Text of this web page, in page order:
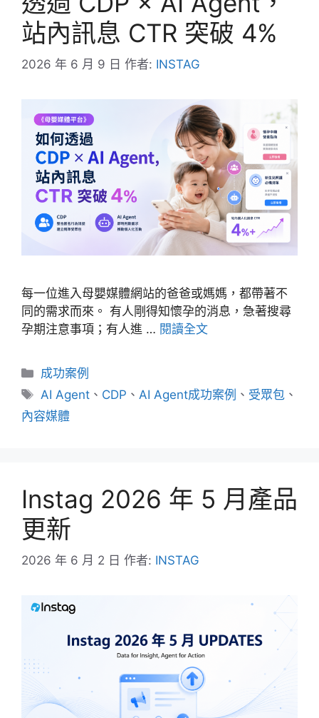
站內訊息 CTR 突破 4%
2026 年 6 月 9 日 作者: INSTAG
每一位進入母嬰媒體網站的爸爸或媽媽，都帶著不
同的需求而來。 有人剛得知懷孕的消息，急著搜尋
孕期注意事項；有人進 … 閱讀全文
分
類
成功案例
標
籤
AI Agent 、 CDP 、 AI Agent成功案例 、 受眾包 、
內容媒體
Instag 2026 年 5 月產品
更新
2026 年 6 月 2 日 作者: INSTAG